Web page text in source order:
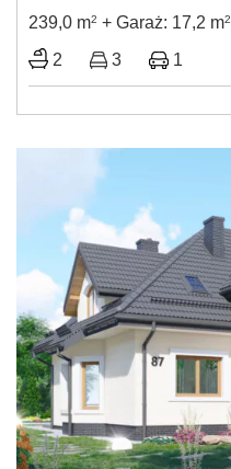
239,0 m2 + Garaż: 17,2 m2
2 3 1